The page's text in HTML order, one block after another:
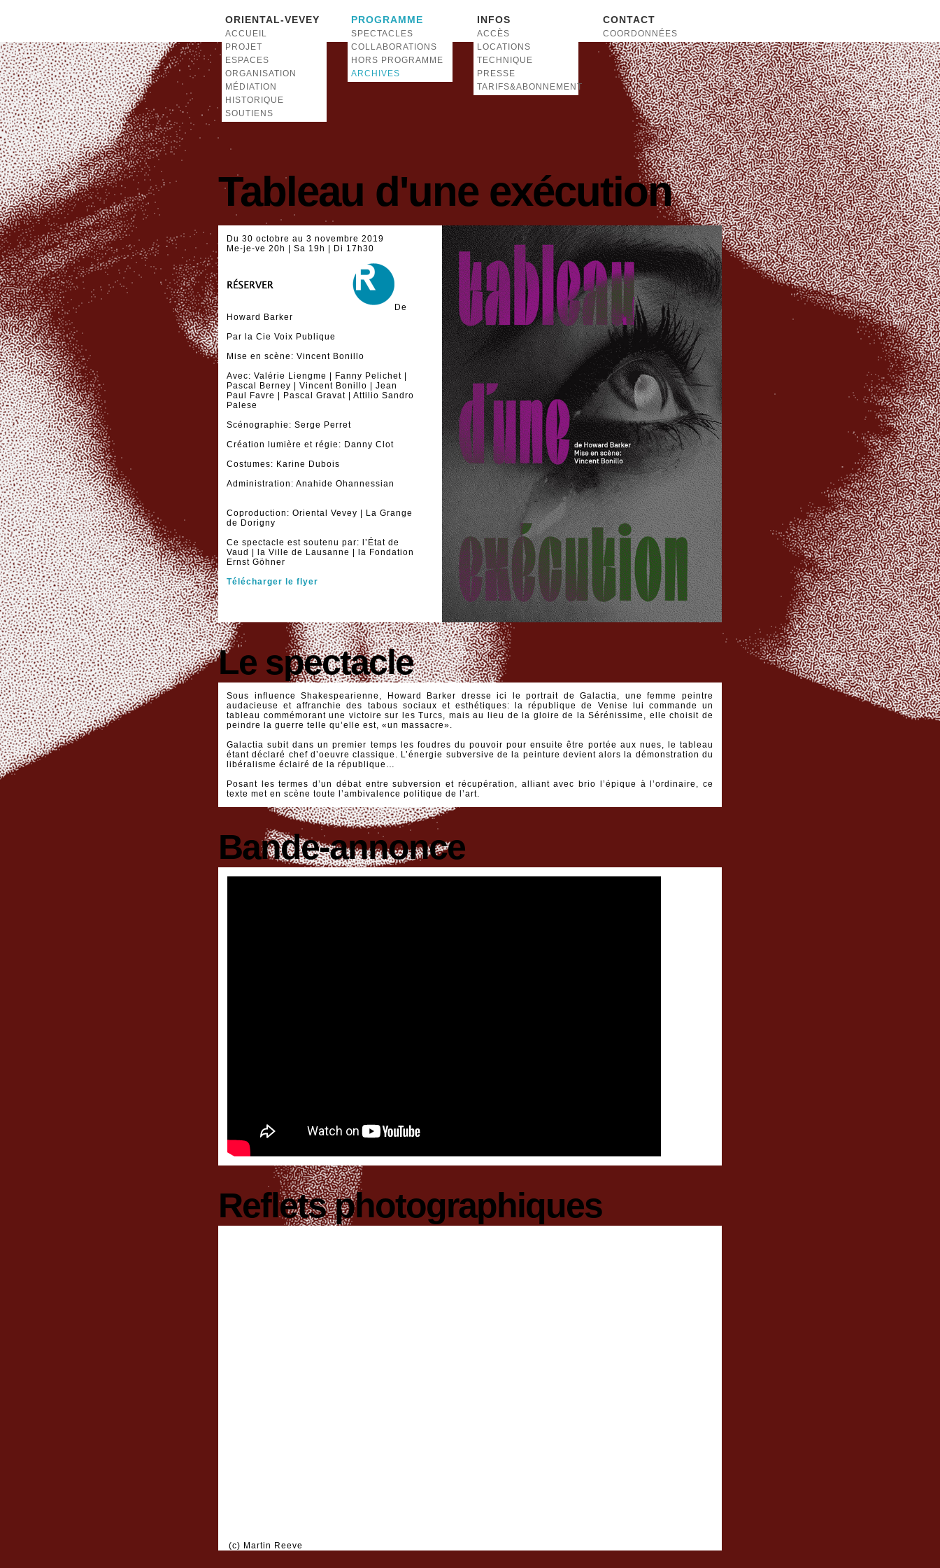
ORIENTAL-VEVEY
ACCUEIL
PROJET
ESPACES
ORGANISATION
MÉDIATION
HISTORIQUE
SOUTIENS
PROGRAMME
SPECTACLES
COLLABORATIONS
HORS PROGRAMME
ARCHIVES
INFOS
ACCÈS
LOCATIONS
TECHNIQUE
PRESSE
TARIFS&ABONNEMENT
CONTACT
COORDONNÉES
Tableau d'une exécution
Du 30 octobre au 3 novembre 2019
Me-je-ve 20h | Sa 19h | Di 17h30
De
Howard Barker
Par la Cie Voix Publique
Mise en scène: Vincent Bonillo
Avec: Valérie Liengme | Fanny Pelichet |
Pascal Berney | Vincent Bonillo | Jean
Paul Favre | Pascal Gravat | Attilio Sandro
Palese
Scénographie: Serge Perret
Création lumière et régie: Danny Clot
Costumes: Karine Dubois
Administration: Anahide Ohannessian
Coproduction: Oriental Vevey | La Grange
de Dorigny
Ce spectacle est soutenu par: l’État de
Vaud | la Ville de Lausanne | la Fondation
Ernst Göhner
Télécharger le flyer
Le spectacle
Sous influence Shakespearienne, Howard Barker dresse ici le portrait de Galactia, une femme peintre
audacieuse et affranchie des tabous sociaux et esthétiques: la république de Venise lui commande un
tableau commémorant une victoire sur les Turcs, mais au lieu de la gloire de la Sérénissime, elle choisit de
peindre la guerre telle qu’elle est, «un massacre».
Galactia subit dans un premier temps les foudres du pouvoir pour ensuite être portée aux nues, le tableau
étant déclaré chef d’oeuvre classique. L’énergie subversive de la peinture devient alors la démonstration du
libéralisme éclairé de la république…
Posant les termes d’un débat entre subversion et récupération, alliant avec brio l’épique à l’ordinaire, ce
texte met en scène toute l’ambivalence politique de l’art.
Bande-annonce
Reflets photographiques
(c) Martin Reeve